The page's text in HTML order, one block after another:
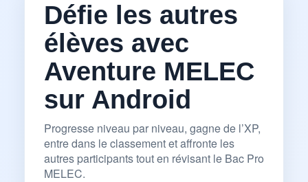
Défie les autres
élèves avec
Aventure MELEC
sur Android
Progresse niveau par niveau, gagne de l’XP,
entre dans le classement et affronte les
autres participants tout en révisant le Bac Pro
MELEC.